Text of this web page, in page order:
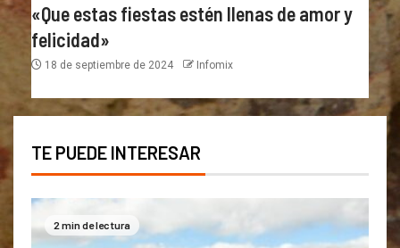
«Que estas fiestas estén llenas de amor y
felicidad»
18 de septiembre de 2024 Infomix
TE PUEDE INTERESAR
2 min de lectura